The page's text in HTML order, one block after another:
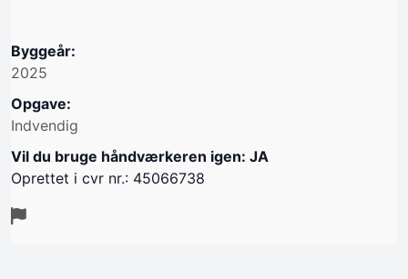
Byggeår:
2025
Opgave:
Indvendig
Vil du bruge håndværkeren igen: JA
Oprettet i cvr nr.: 45066738